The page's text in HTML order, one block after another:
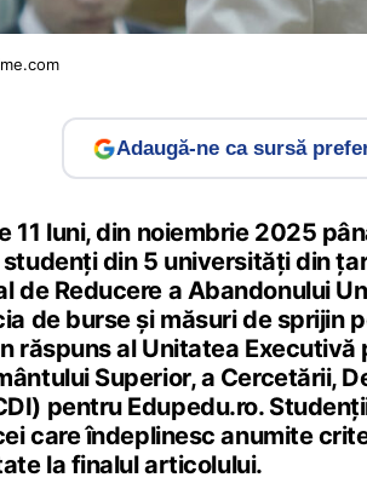
Adaugă-ne ca sursă
11 luni, din noiembrie 2025
din 5 universități din
de Reducere a Abandonului
de burse și măsuri de sprijin
răspuns al Unitatea Executivă
Superior, a Cercetării,
pentru Edupedu.ro.
care îndeplinesc anumite
la finalul articolului.